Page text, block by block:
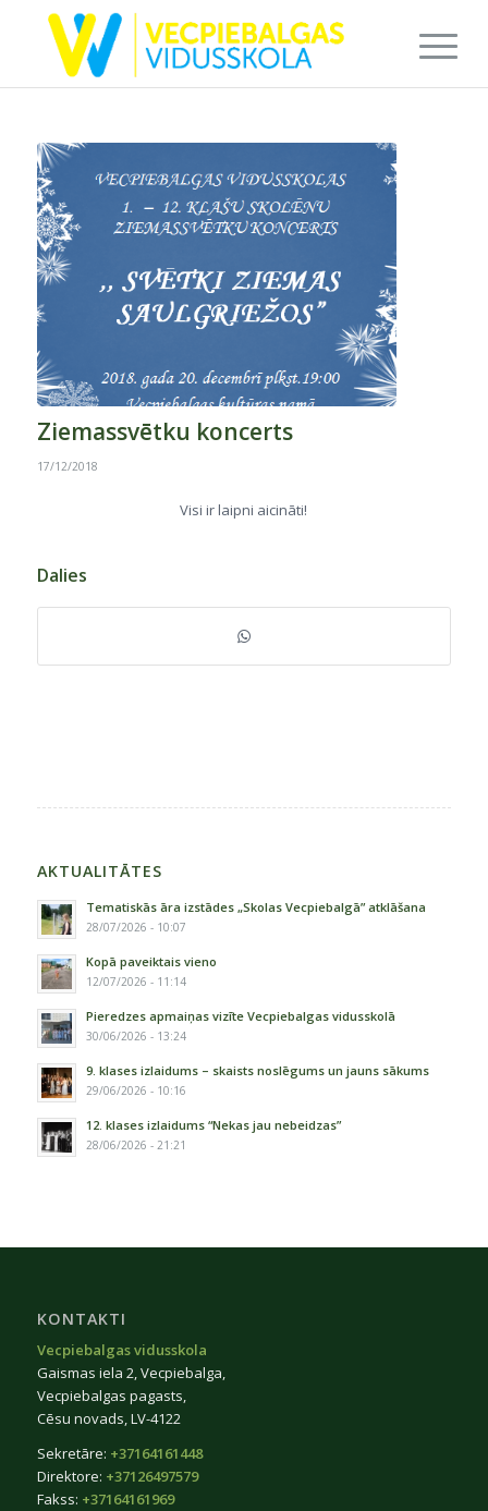
Ziemassvētku koncerts
17/12/2018
Visi ir laipni aicināti!
Dalies
AKTUALITĀTES
Tematiskās āra izstādes „Skolas Vecpiebalgā” atklāšana
28/07/2026 - 10:07
Kopā paveiktais vieno
12/07/2026 - 11:14
Pieredzes apmaiņas vizīte Vecpiebalgas vidusskolā
30/06/2026 - 13:24
9. klases izlaidums – skaists noslēgums un jauns sākums
29/06/2026 - 10:16
12. klases izlaidums “Nekas jau nebeidzas”
28/06/2026 - 21:21
KONTAKTI
Vecpiebalgas vidusskola
Gaismas iela 2, Vecpiebalga,
Vecpiebalgas pagasts,
Cēsu novads, LV-4122
Sekretāre: +37164161448
Direktore: +37126497579
Fakss: +37164161969